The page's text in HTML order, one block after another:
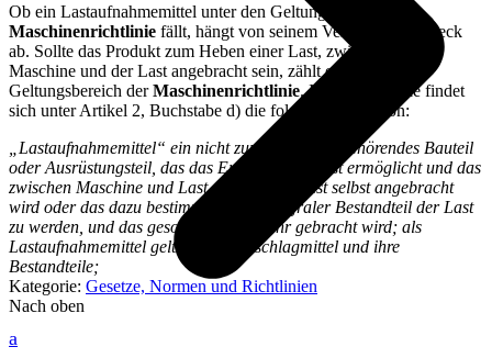
Ob ein Lastaufnahmemittel unter den Geltungsbereich der
Maschinenrichtlinie fällt, hängt von seinem Verwendungszweck
ab. Sollte das Produkt zum Heben einer Last, zwischen einer
Maschine und der Last angebracht sein, zählt es zu dem
Geltungsbereich derMaschinenrichtlinie. In der Richtlinie findet
sich unter Artikel 2, Buchstabe d) die folgende Definition:
„Lastaufnahmemittel“ ein nicht zum Hebezeug gehörendes Bauteil
oder Ausrüstungsteil, das das Ergreifen der Last ermöglicht und das
zwischen Maschine und Last oder an der Last selbst angebracht
wird oder das dazu bestimmt ist, ein integraler Bestandteil der Last
zu werden, und das gesondert in Verkehr gebracht wird; als
Lastaufnahmemittel gelten auch Anschlagmittel und ihre
Bestandteile;
Kategorie: Gesetze, Normen und Richtlinien
Nach oben
a